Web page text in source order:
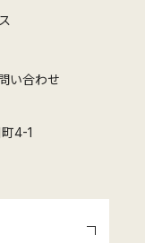
い合わせ
4-1